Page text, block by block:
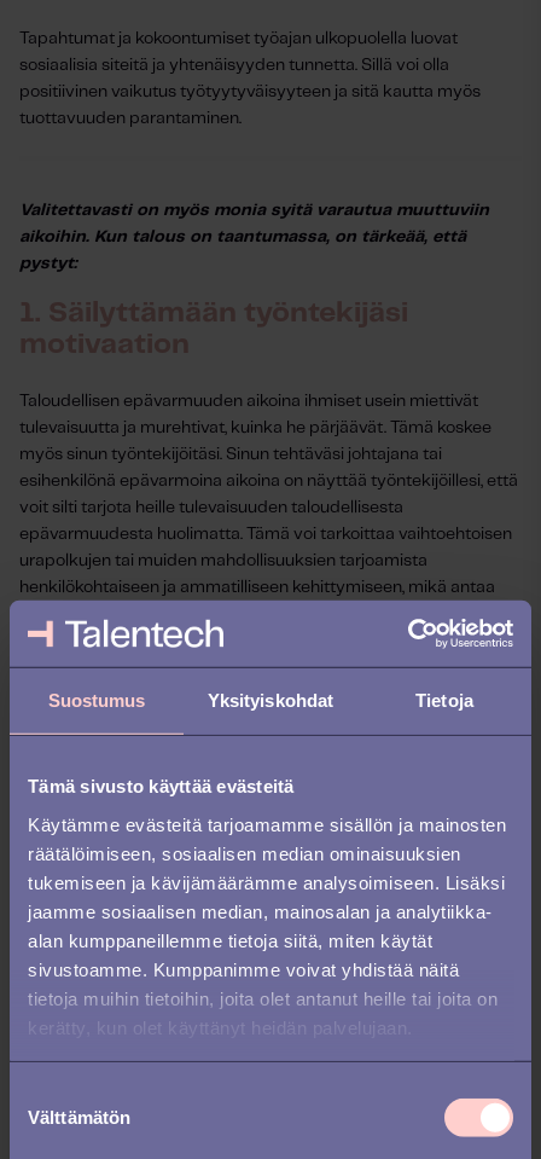
Suostumus Yksityiskohdat Tietoja
Tämä sivusto käyttää evästeitä
Käytämme evästeitä tarjoamamme sisällön ja mainosten
räätälöimiseen, sosiaalisen median ominaisuuksien
tukemiseen ja kävijämäärämme analysoimiseen. Lisäksi
jaamme sosiaalisen median, mainosalan ja analytiikka-
alan kumppaneillemme tietoja siitä, miten käytät
sivustoamme. Kumppanimme voivat yhdistää näitä
tietoja muihin tietoihin, joita olet antanut heille tai joita on
kerätty, kun olet käyttänyt heidän palvelujaan.
Välttämätön
Tapahtumat ja kokoontumiset työajan ulkopuolella luovat
sosiaalisia siteitä ja yhtenäisyyden tunnetta. Sillä voi olla
positiivinen vaikutus työtyytyväisyyteen ja sitä kautta myös
tuottavuuden parantaminen.
Valitettavasti on myös monia syitä varautua muuttuviin
aikoihin. Kun talous on taantumassa, on tärkeää, että
pystyt:
1. Säilyttämään työntekijäsi
motivaation
Taloudellisen epävarmuuden aikoina ihmiset usein miettivät
tulevaisuutta ja murehtivat, kuinka he pärjäävät. Tämä koskee
myös sinun työntekijöitäsi. Sinun tehtäväsi johtajana tai
esihenkilönä epävarmoina aikoina on näyttää työntekijöillesi, että
voit silti tarjota heille tulevaisuuden taloudellisesta
epävarmuudesta huolimatta. Tämä voi tarkoittaa vaihtoehtoisen
urapolkujen tai muiden mahdollisuuksien tarjoamista
henkilökohtaiseen ja ammatilliseen kehittymiseen, mikä antaa
merkityksen jokapäiväisessä elämässä.
2. Vahvista ryhmähenkeä
tiimityöskentelyharjoituksia, yhteistyön lisäämistä tai sosiaalisia
kokoontumisia. On todistettu tosiasia, että työntekijät iloitsevat ja
motivoituvat sosiaalisista yhteisöistä ja vahvoista kollegoiden
välisistä suhteista. Jos työntekijäsi saapuvat töihin iloisin mielin ja
kokevat kuuluvansa yhteisöön, he ovat yleensä myös vähemmän
halukkaita etsimään muita työmahdollisuuksia.
3. Kommunikoi rehellisesti
Luomalla avoimen tavan kommunikoida työntekijöiden ja
yrityksen taloudellisesta tilanteesta ja suunnitelmista. Muista olla